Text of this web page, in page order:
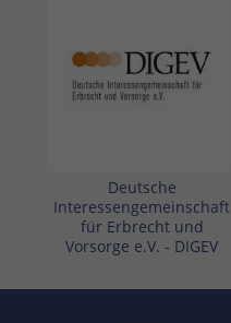
Deutsche
Interessengemeinschaft
für Erbrecht und
Vorsorge e.V. - DIGEV